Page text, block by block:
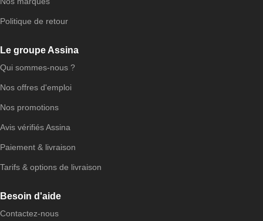
Besoin d'aide
Contactez-nous
Le groupe Assina
Qui sommes-nous ?
Nos offres d'emploi
Nos promotions
Avis vérifiés Assina
Paiement & livraison
Tarifs & options de livraison
Politique de retour